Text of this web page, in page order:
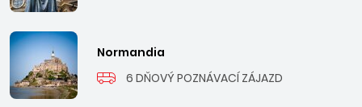
Normandia
6 DŇOVÝ POZNÁVACÍ ZÁJAZD